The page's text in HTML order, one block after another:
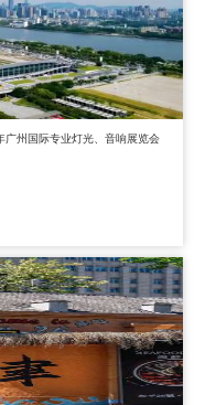
州国际专业灯光、音响展览会